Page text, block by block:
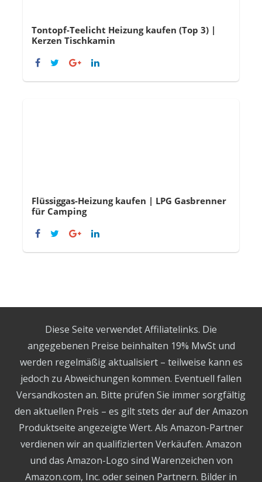
Tontopf-Teelicht Heizung kaufen (Top 3) |
Kerzen Tischkamin
Flüssiggas-Heizung kaufen | LPG Gasbrenner
für Camping
Diese Seite verwendet Affiliatelinks. Die
angegebenen Preise beinhalten 19% MwSt und
werden regelmäßig aktualisiert – teilweise kann es
jedoch zu Abweichungen kommen. Eventuell fallen
Versandkosten an. Bitte prüfen Sie immer sorgfältig
den aktuellen Preis – es gilt stets der auf der Amazon
Produktseite angezeigte Wert. Als Amazon-Partner
verdienen wir an qualifizierten Verkäufen. Amazon
und das Amazon-Logo sind Warenzeichen von
Amazon.com, Inc. oder seinen Partnern. Bilder in